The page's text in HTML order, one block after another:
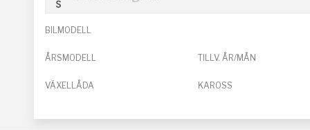
BILMODELL
ÅRSMODELL TILLV. ÅR/MÅN
VÄXELLÅDA KAROSS